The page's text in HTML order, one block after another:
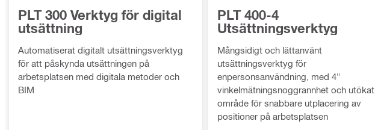
PLT 300 Verktyg för digital
utsättning
Automatiserat digitalt utsättningsverktyg
för att påskynda utsättningen på
arbetsplatsen med digitala metoder och
BIM
PLT 400-4
Utsättningsverktyg
Mångsidigt och lättanvänt
utsättningsverktyg för
enpersonsanvändning, med 4"
vinkelmätningsnoggrannhet och utökat
område för snabbare utplacering av
positioner på arbetsplatsen